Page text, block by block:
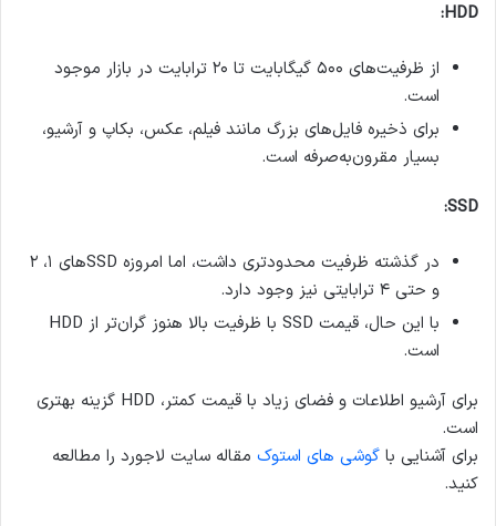
HDD:
از ظرفیت‌های ۵۰۰ گیگابایت تا ۲۰ ترابایت در بازار موجود
است.
برای ذخیره فایل‌های بزرگ مانند فیلم، عکس، بکاپ و آرشیو،
بسیار مقرون‌به‌صرفه است.
SSD:
در گذشته ظرفیت محدودتری داشت، اما امروزه SSDهای ۱، ۲
و حتی ۴ ترابایتی نیز وجود دارد.
با این حال، قیمت SSD با ظرفیت بالا هنوز گران‌تر از HDD
است.
برای آرشیو اطلاعات و فضای زیاد با قیمت کمتر، HDD گزینه بهتری
است.
برای آشنایی با گوشی ‌های استوک مقاله سایت لاجورد را مطالعه
کنید.